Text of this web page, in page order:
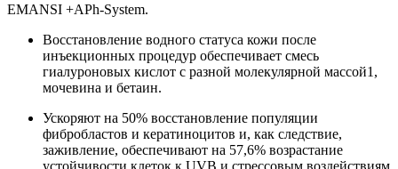
EMANSI +APh-System.
Восстановление водного статуса кожи после
инъекционных процедур обеспечивает смесь
гиалуроновых кислот с разной молекулярной массой1,
мочевина и бетаин.
Ускоряют на 50% восстановление популяции
фибробластов и кератиноцитов и, как следствие,
заживление, обеспечивают на 57,6% возрастание
устойчивости клеток к UVB и стрессовым воздействиям